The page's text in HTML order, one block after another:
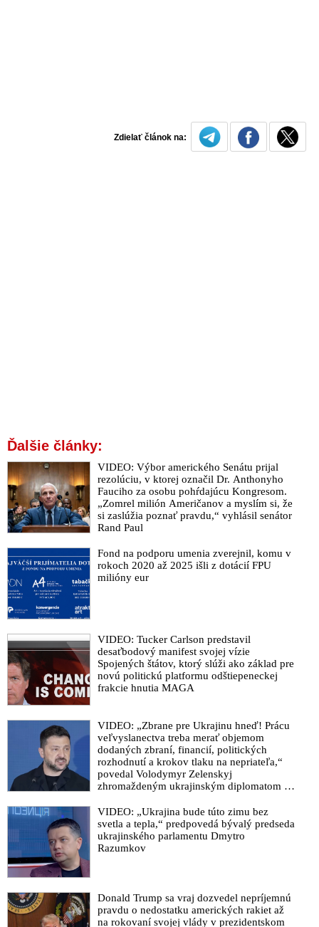
Zdielať článok na:
Ďalšie články:
VIDEO: Výbor amerického Senátu prijal
rezolúciu, v ktorej označil Dr. Anthonyho
Fauciho za osobu pohŕdajúcu Kongresom.
„Zomrel milión Američanov a myslím si, že
si zaslúžia poznať pravdu,“ vyhlásil senátor
Rand Paul
Fond na podporu umenia zverejnil, komu v
rokoch 2020 až 2025 išli z dotácií FPU
milióny eur
VIDEO: Tucker Carlson predstavil
desaťbodový manifest svojej vízie
Spojených štátov, ktorý slúži ako základ pre
novú politickú platformu odštiepeneckej
frakcie hnutia MAGA
VIDEO: „Zbrane pre Ukrajinu hneď! Prácu
veľvyslanectva treba merať objemom
dodaných zbraní, financií, politických
rozhodnutí a krokov tlaku na nepriateľa,“
povedal Volodymyr Zelenskyj
zhromaždeným ukrajinským diplomatom v
že USA Ukrajine nedodajú protiraketové
systémy Patriot
VIDEO: „Ukrajina bude túto zimu bez
svetla a tepla,“ predpovedá bývalý predseda
ukrajinského parlamentu Dmytro
Razumkov
Donald Trump sa vraj dozvedel nepríjemnú
pravdu o nedostatku amerických rakiet až
na rokovaní svojej vlády v prezidentskom